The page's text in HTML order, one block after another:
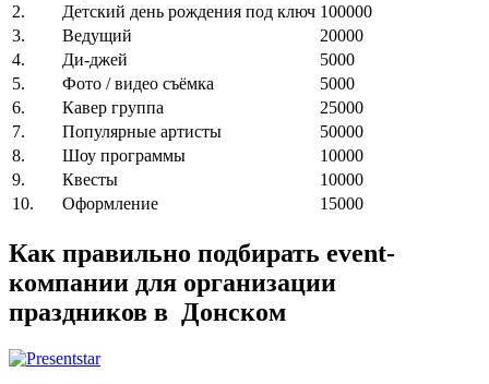
2.
Детский день рождения под ключ 100000
3.
Ведущий
20000
4.
Ди-джей
5000
5.
Фото / видео съёмка
5000
6.
Кавер группа
25000
7.
Популярные артисты
50000
8.
Шоу программы
10000
9.
Квесты
10000
10.
Оформление 15000
Как правильно подбирать event-
компании для организации
праздников в Донском